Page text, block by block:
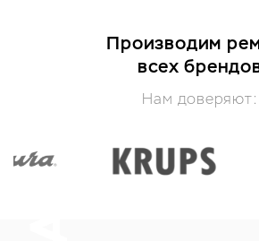
Производим
всех
Нам доверяют: